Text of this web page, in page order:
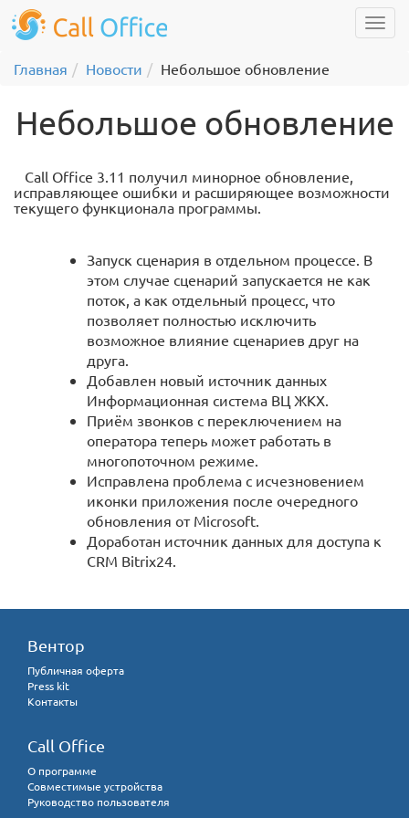
Главная Новости Небольшое обновление
Небольшое обновление
Call Office 3.11 получил минорное обновление,
исправляющее ошибки и расширяющее возможности
текущего функционала программы.
Запуск сценария в отдельном процессе. В
этом случае сценарий запускается не как
поток, а как отдельный процесс, что
позволяет полностью исключить
возможное влияние сценариев друг на
друга.
Добавлен новый источник данных
Информационная система ВЦ ЖКХ.
Приём звонков с переключением на
оператора теперь может работать в
многопоточном режиме.
Исправлена проблема с исчезновением
иконки приложения после очередного
обновления от Microsoft.
Доработан источник данных для доступа к
CRM Bitrix24.
Вентор
Публичная оферта
Press kit
Контакты
Call Office
О программе
Совместимые устройства
Руководство пользователя